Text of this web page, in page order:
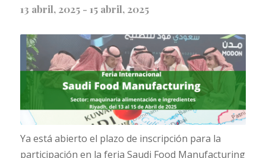
13 abril, 2025- 15 abril, 2025
Ya está abierto el plazo de inscripción para la
participación en la feria Saudi Food Manufacturing